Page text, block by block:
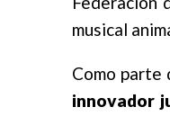
musical
Como parte
innovador